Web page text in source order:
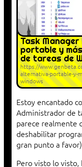
Task
portable y
de tareas de
https://
alternativa-portable-y-
windows
Estoy encantado
Administrador de
parece realmente
deshabilitar
gran punto a
Pero visto lo visto,